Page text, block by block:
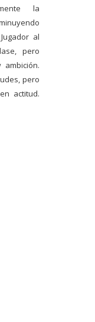
la
al
pero
pero
actitud.